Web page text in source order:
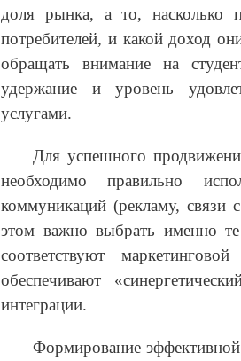
доля рынка, а то, насколько
потребителей, и какой доход
обращать внимание на
удержание и уровень
услугами.
Для успешного
необходимо правильно
коммуникаций (рекламу,
этом важно выбрать именно
соответствуют
обеспечивают
интеграции.
Формирование